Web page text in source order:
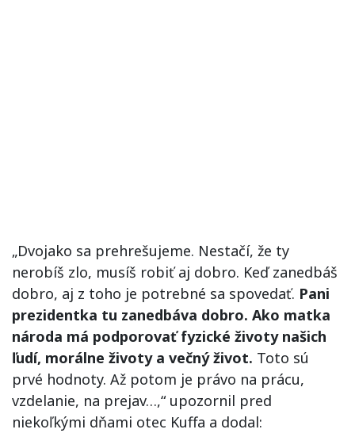
„Dvojako sa prehrešujeme. Nestačí, že ty
nerobíš zlo, musíš robiť aj dobro. Keď zanedbáš
dobro, aj z toho je potrebné sa spovedať. Pani
prezidentka tu zanedbáva dobro. Ako matka
národa má podporovať fyzické životy našich
ľudí, morálne životy a večný život. Toto sú
prvé hodnoty. Až potom je právo na prácu,
vzdelanie, na prejav…,“ upozornil pred
niekoľkými dňami otec Kuffa a dodal: